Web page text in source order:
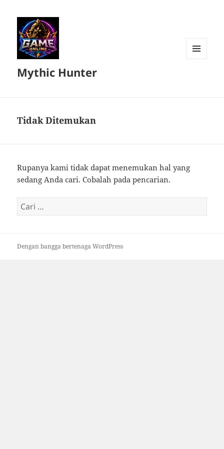
Mythic Hunter
Tidak Ditemukan
Rupanya kami tidak dapat menemukan hal yang
sedang Anda cari. Cobalah pada pencarian.
Cari
untuk:
Dengan bangga bertenaga WordPress